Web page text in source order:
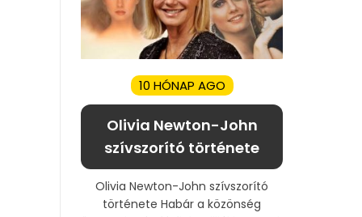
10 HÓNAP AGO
Olivia Newton-John
szívszorító története
Olivia Newton-John szívszorító
története Habár a közönség